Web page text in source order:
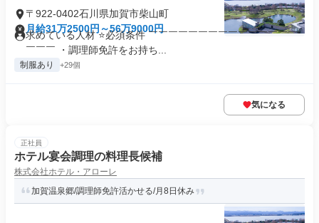
〒922-0402石川県加賀市柴山町
月給31万2500円～56万9000円
求めている人材 ⭐必須条件 ￣￣￣￣￣￣￣￣￣￣￣￣￣￣￣
￣￣￣ ・調理師免許をお持ち...
制服あり +29個
気になる
正社員
ホテル宴会調理の料理長候補
株式会社ホテル・アローレ
加賀温泉郷/調理師免許活かせる/月8日休み